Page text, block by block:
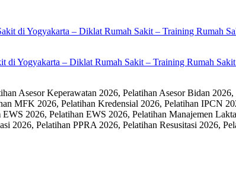
di Yogyakarta – Diklat Rumah Sakit – Training Rumah
Asesor Keperawatan 2026, Pelatihan Asesor Bidan
MFK 2026, Pelatihan Kredensial 2026, Pelatihan IPCN
2026, Pelatihan EWS 2026, Pelatihan Manajemen
2026, Pelatihan PPRA 2026, Pelatihan Resusitasi 2026,